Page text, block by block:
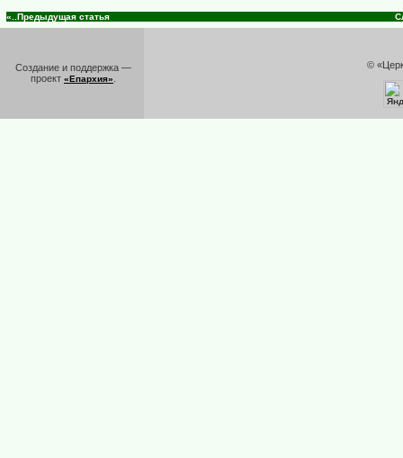
«..Предыдущая статья
Создание и поддержка —
проект «Епархия»
©